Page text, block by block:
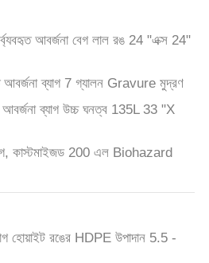
আবর্জনা বেগ লাল রঙ 24 "এক্স 24"
আবর্জনা ব্যাগ 7 গ্যালন Gravure মুদ্রণ
ব্যাগ উচ্চ ঘনত্ব 135L 33 "X
কাস্টমাইজড 200 এল Biohazard
হোয়াইট রঙের HDPE উপাদান 5.5 -